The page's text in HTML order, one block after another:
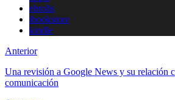
ebrolis
ibookstore
kindle
Anterior
Una revisión a Google News y su relación
comunicación